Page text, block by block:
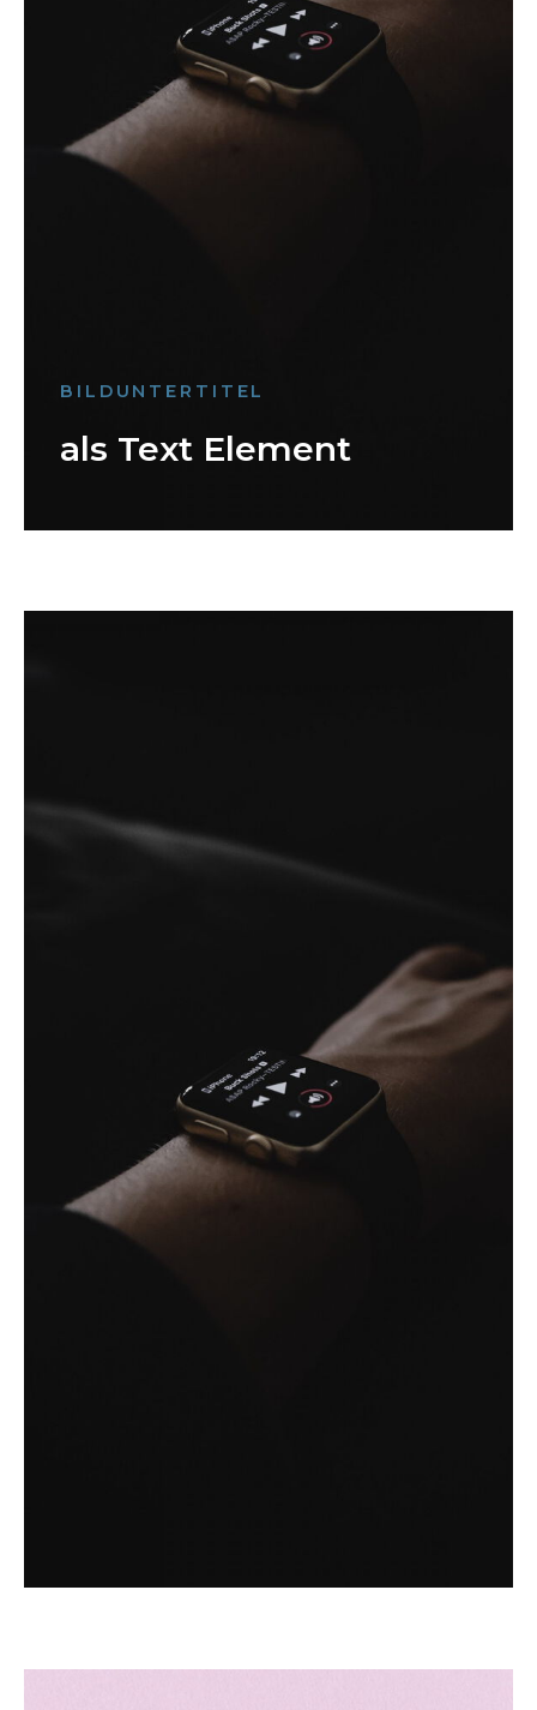
BILDUNTERTITEL
als Text Element